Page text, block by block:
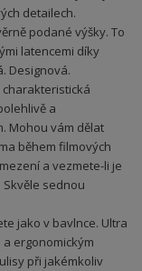
detailech.
podané výšky. To
latencemi díky
Designová.
charakteristická
a
Mohou vám dělat
během filmových
a vezmete-li je
sednou
jako v bavlnce. Ultra
ergonomickým
při jakémkoliv